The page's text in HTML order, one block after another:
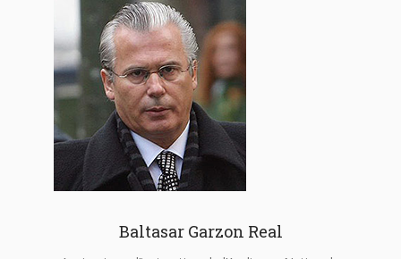
Baltasar Garzon Real